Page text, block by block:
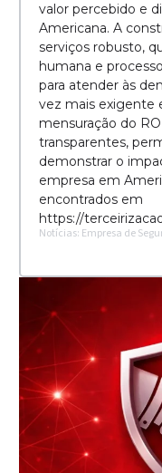
valor percebido e
Americana. A
serviços robusto,
humana e
para atender às
vez mais exigente
mensuração do
transparentes,
demonstrar o
empresa em
encontrados em
https://
Notícias: Empresa de